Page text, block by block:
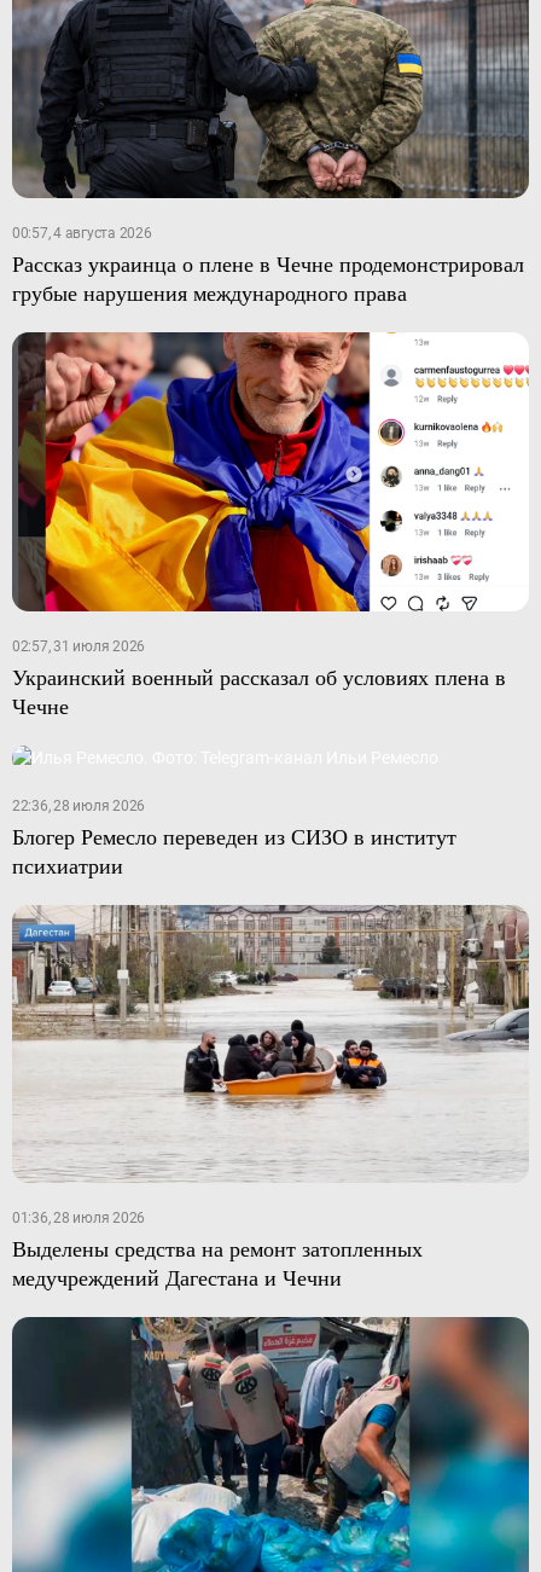
00:57, 4 августа 2026
Рассказ украинца о плене в Чечне продемонстрировал
грубые нарушения международного права
02:57, 31 июля 2026
Украинский военный рассказал об условиях плена в
Чечне
22:36, 28 июля 2026
Блогер Ремесло переведен из СИЗО в институт
психиатрии
01:36, 28 июля 2026
Выделены средства на ремонт затопленных
медучреждений Дагестана и Чечни